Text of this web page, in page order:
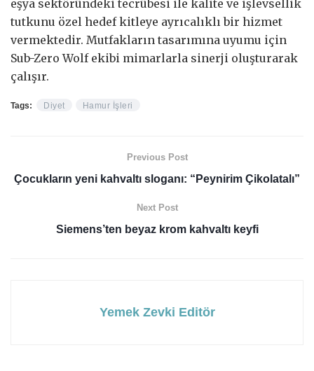
eşya sektöründeki tecrübesi ile kalite ve işlevsellik
tutkunu özel hedef kitleye ayrıcalıklı bir hizmet
vermektedir. Mutfakların tasarımına uyumu için
Sub-Zero Wolf ekibi mimarlarla sinerji oluşturarak
çalışır.
Tags: Diyet Hamur İşleri
Previous Post
Çocukların yeni kahvaltı sloganı: “Peynirim Çikolatalı”
Next Post
Siemens’ten beyaz krom kahvaltı keyfi
Yemek Zevki Editör